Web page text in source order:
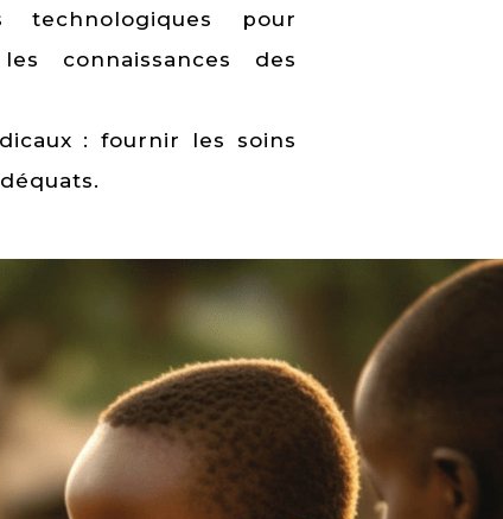
technologiques pour
connaissances des
: fournir les soins